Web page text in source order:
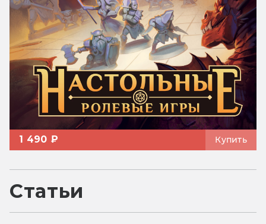
1 490 ₽ Купить
Статьи